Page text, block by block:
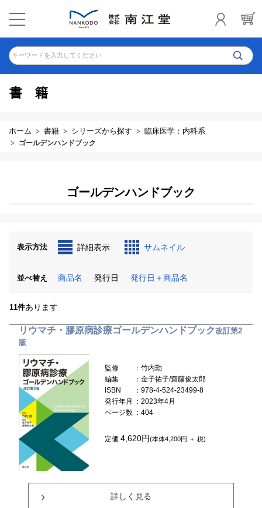
キーワードを入力してください
書籍
ホーム 書籍 シリーズから探す 臨床医学：内科系
ゴールデンハンドブック
ゴールデンハンドブック
表示方法 詳細表示 サムネイル
並べ替え 商品名 発行日 発行日＋商品名
11件あります
リウマチ・膠原病診療ゴールデンハンドブック改訂第2
版
監修
：竹内勤
編集
：金子祐子/齋藤俊太郎
ISBN
：978-4-524-23499-8
発行年月
：2023年4月
ページ数 ：404
定価4,620円(本体4,200円 ＋ 税)
詳しく見る